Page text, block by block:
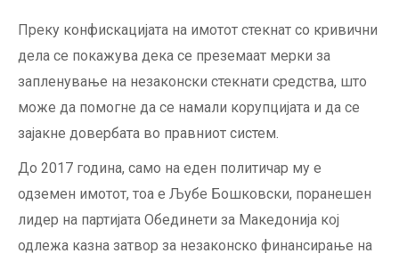
Преку конфискацијата на имотот стекнат со кривични
дела се покажува дека се преземаат мерки за
запленување на незаконски стекнати средства, што
може да помогне да се намали корупцијата и да се
зајакне довербата во правниот систем.
До 2017 година, само на еден политичар му е
одземен имотот, тоа е Љубе Бошковски, поранешен
лидер на партијата Обединети за Македонија кој
одлежа казна затвор за незаконско финансирање на